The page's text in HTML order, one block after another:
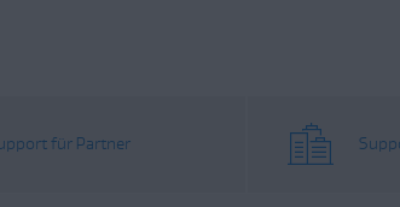
für Partner